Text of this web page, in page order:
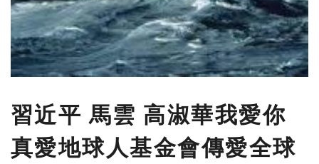
習近平 馬雲 高淑華我愛你
真愛地球人基金會傳愛全球